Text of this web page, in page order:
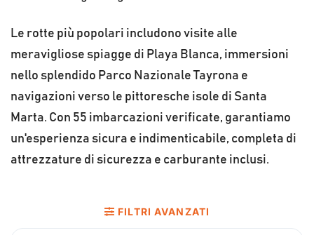
Le rotte più popolari includono visite alle
meravigliose spiagge di Playa Blanca, immersioni
nello splendido Parco Nazionale Tayrona e
navigazioni verso le pittoresche isole di Santa
Marta. Con 55 imbarcazioni verificate, garantiamo
un'esperienza sicura e indimenticabile, completa di
attrezzature di sicurezza e carburante inclusi.
FILTRI AVANZATI